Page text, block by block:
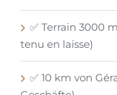
✅ Terrain 3000
tenu en laisse)
✅ 10 km von